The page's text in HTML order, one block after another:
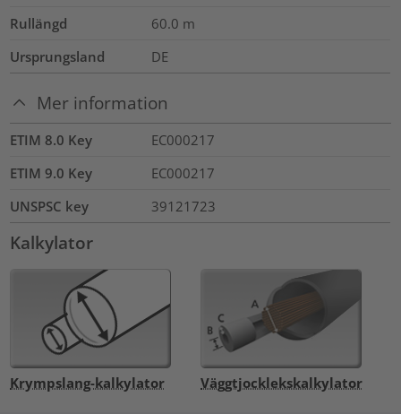
Rullängd 60.0 m
Ursprungsland
DE
Mer information
ETIM 8.0 Key
EC000217
ETIM 9.0 Key
EC000217
UNSPSC key
39121723
Kalkylator
Krympslang-kalkylator Väggtjocklekskalkylator